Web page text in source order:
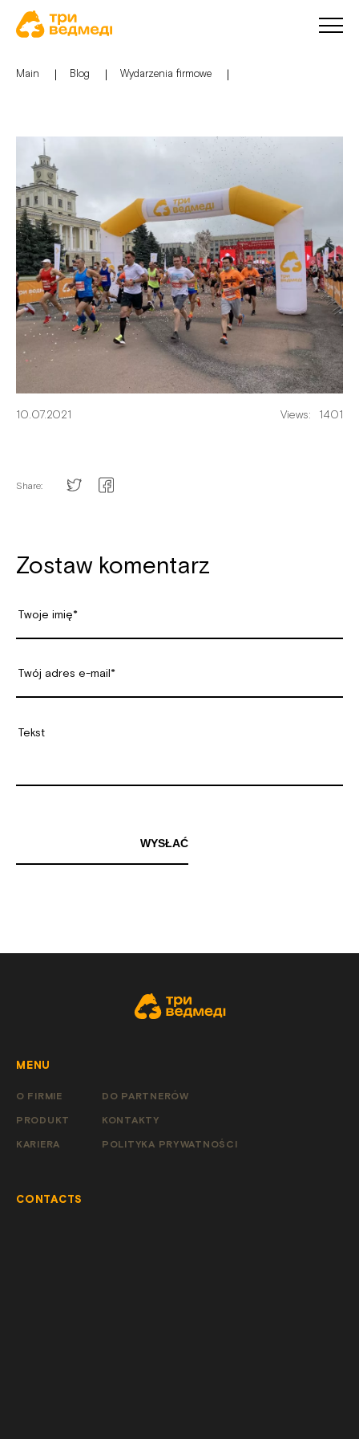
Main Blog Wydarzenia firmowe
10.07.2021 Views: 1401
Share:
Zostaw komentarz
WYSŁAĆ
CONTACTS
MENU
O FIRMIE
PRODUKT
KARIERA
DO PARTNERÓW
KONTAKTY
POLITYKA PRYWATNOŚCI